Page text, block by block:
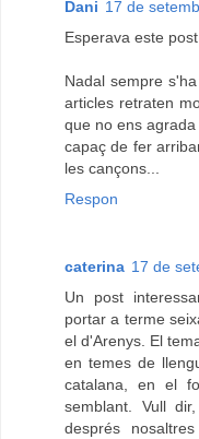
Dani 17 de
Esperava este
Nadal sempre
articles retraten
que no ens
capaç de fer
les cançons...
Respon
caterina 17 de
Un post
portar a terme
el d'Arenys. El
en temes de
catalana, en el
semblant. Vull
després